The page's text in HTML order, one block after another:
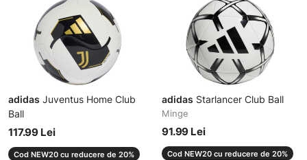
adidas Juventus Home Club
Ball
Minge
117.99 Lei
Cod NEW20 cu reducere de 20%
adidas Starlancer Club Ball
Minge
91.99 Lei
Cod NEW20 cu reducere de 20%